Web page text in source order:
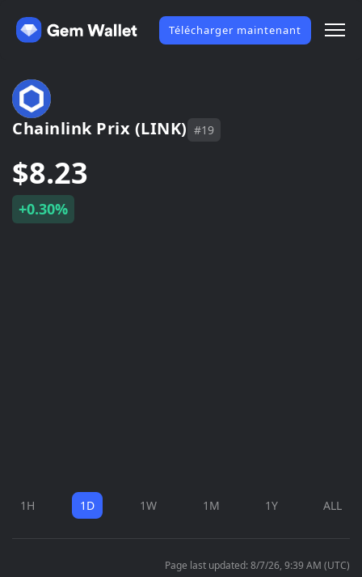
Télécharger maintenant
Chainlink Prix (LINK) #19
$8.23
+0.30%
1H 1D 1W 1M 1Y ALL
Page last updated: 8/7/26, 9:39 AM (UTC)